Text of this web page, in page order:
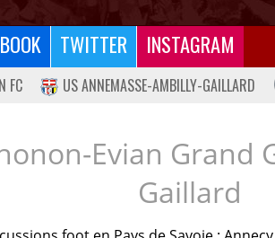
TWITTER INSTAGRAM
FC US ANNEMASSE-AMBILLY-GAILLARD
Evian Grand
Gaillard